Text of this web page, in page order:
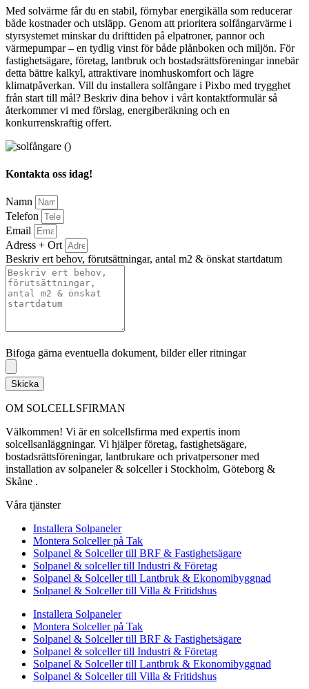
Med solvärme får du en stabil, förnybar energikälla som reducerar
både kostnader och utsläpp. Genom att prioritera solfångarvärme i
styrsystemet minskar du drifttiden på elpatroner, pannor och
värmepumpar – en tydlig vinst för både plånboken och miljön. För
fastighetsägare, företag, lantbruk och bostadsrättsföreningar innebär
detta bättre kalkyl, attraktivare inomhuskomfort och lägre
klimatpåverkan. Vill du installera solfångare i Pixbo med trygghet
från start till mål? Beskriv dina behov i vårt kontaktformulär så
återkommer vi med förslag, energiberäkning och en
konkurrenskraftig offert.
Kontakta oss idag!
Namn
Telefon
Email
Adress + Ort
Beskriv ert behov, förutsättningar, antal m2 & önskat startdatum
Bifoga gärna eventuella dokument, bilder eller ritningar
Skicka
OM SOLCELLSFIRMAN
Välkommen! Vi är en solcellsfirma med expertis inom
solcellsanläggningar. Vi hjälper företag, fastighetsägare,
bostadsrättsföreningar, lantbrukare och privatpersoner med
installation av solpaneler & solceller i Stockholm, Göteborg &
Skåne .
Våra tjänster
Installera Solpaneler
Montera Solceller på Tak
Solpanel & Solceller till BRF & Fastighetsägare
Solpanel & solceller till Industri & Företag
Solpanel & Solceller till Lantbruk & Ekonomibyggnad
Solpanel & Solceller till Villa & Fritidshus
Installera Solpaneler
Montera Solceller på Tak
Solpanel & Solceller till BRF & Fastighetsägare
Solpanel & solceller till Industri & Företag
Solpanel & Solceller till Lantbruk & Ekonomibyggnad
Solpanel & Solceller till Villa & Fritidshus